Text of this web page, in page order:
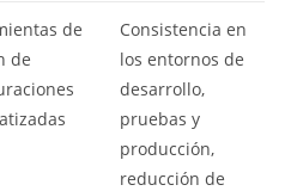
de
de
Consistencia en
los entornos de
desarrollo,
pruebas y
producción,
reducción de